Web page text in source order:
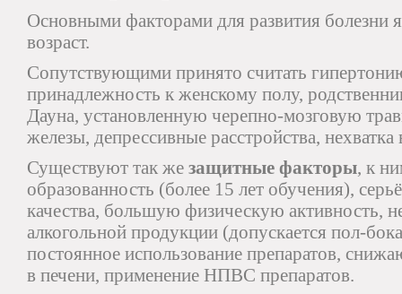
Основными факторами для развития болезни
возраст.
Сопутствующими принято считать
принадлежность к женскому полу,
Дауна, установленную черепно-мозговую
железы, депрессивные расстройства,
Существуют так же защитные факторы, к
образованность (более 15 лет обучения),
качества, большую физическую активность,
алкогольной продукции (допускается пол-
постоянное использование препаратов,
в печени, применение НПВС препаратов.